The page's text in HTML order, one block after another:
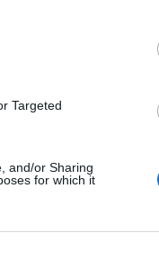
Targeted
and/or Sharing
for which it
para um
é, mais